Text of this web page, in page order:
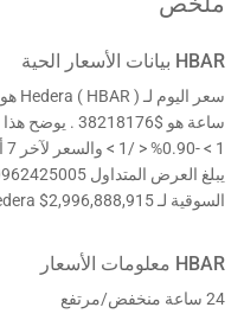
HBAR بيانات الأسعار الحية
السوقية لـ Hedera $2,996,888,915 .
HBAR معلومات الأسعار
24 ساعة منخفض/مرتفع